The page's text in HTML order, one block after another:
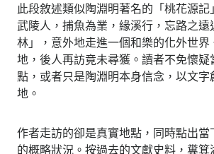
此段敘述類似陶淵明著名的「桃花源記
武陵人，捕魚為業，緣溪行，忘路之遠
林」，意外地走進一個和樂的化外世界
地，後人再訪竟未尋獲。讀者不免懷
點，或者只是陶淵明本身信念，以文字
地。
作者走訪的卻是真實地點，同時點出
的概略狀況。按過去的文獻史料，糞